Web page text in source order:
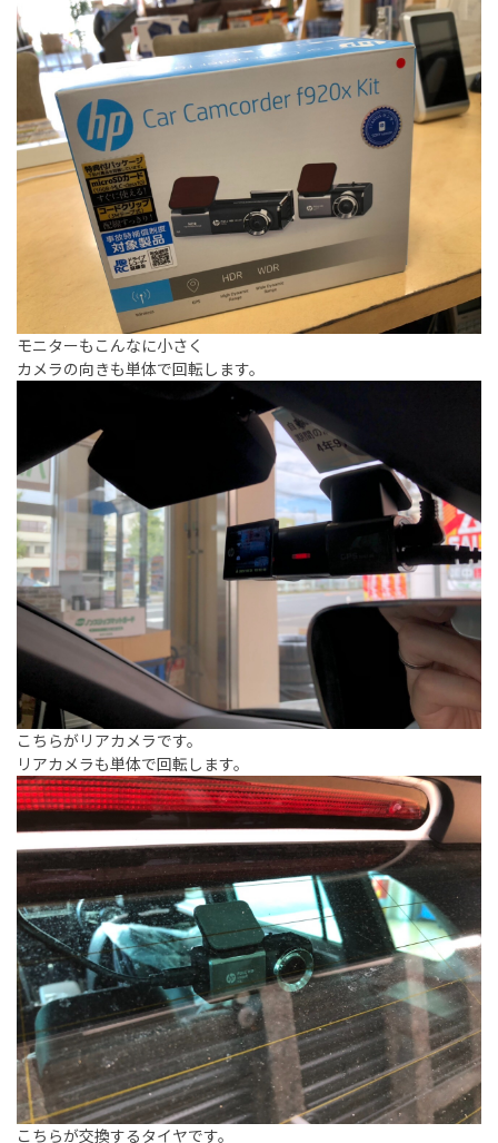
モニターもこんなに小さく
カメラの向きも単体で回転します。
こちらがリアカメラです。
リアカメラも単体で回転します。
こちらが交換するタイヤです。